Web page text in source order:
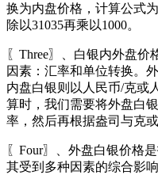
换为内盘价格，计算公式
除以31035再乘以1000。
〖Three〗、白银内外盘
因素：汇率和单位转换。
内盘白银则以人民币/克或
算时，我们需要将外盘白
率，然后再根据盎司与克
〖Four〗、外盘白银价格
其受到多种因素的综合影